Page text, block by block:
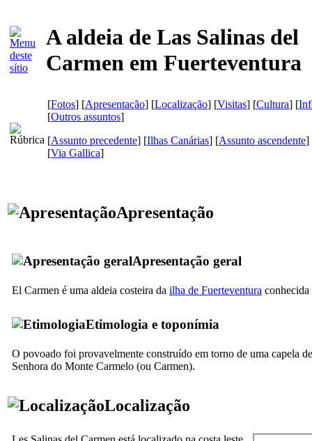
A aldeia de Las Salinas del
Carmen em Fuerteventura
[Fotos] [Apresentação] [Localização] [Visitas] [Cultura] [
[Outros assuntos]
[Assunto precedente] [Ilhas Canárias] [Assunto ascendente]
[Via Gallica]
Apresentação
Apresentação geral
El Carmen é uma aldeia costeira da ilha de Fuerteventura conhecida
Etimologia e toponímia
O povoado foi provavelmente construído em torno de uma capela
Senhora do Monte Carmelo (ou Carmen).
Localização